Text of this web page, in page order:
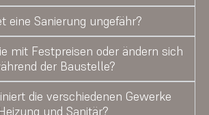
eine Sanierung ungefähr?
mit Festpreisen oder ändern sich
der Baustelle?
die verschiedenen Gewerke
und Sanitär?